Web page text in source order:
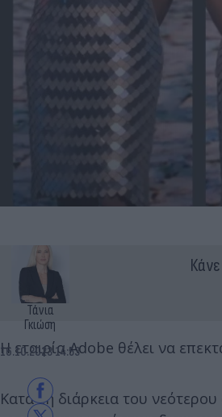
Τάνια
Γκιώση
16.10.2023 14:53
Η εταιρία Adobe θέλει να
Κατά τη διάρκεια του